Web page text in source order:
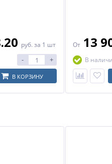
руб. за 1 шт
- +
В КОРЗИНУ
От 13
В